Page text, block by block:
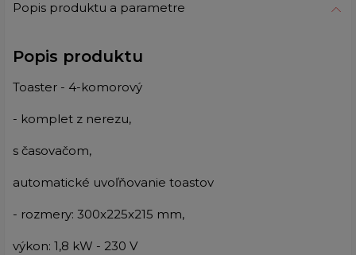
Popis produktu a parametre
Popis produktu
Toaster - 4-komorový
- komplet z nerezu,
s časovačom,
automatické uvoľňovanie toastov
- rozmery: 300x225x215 mm,
výkon: 1,8 kW - 230 V